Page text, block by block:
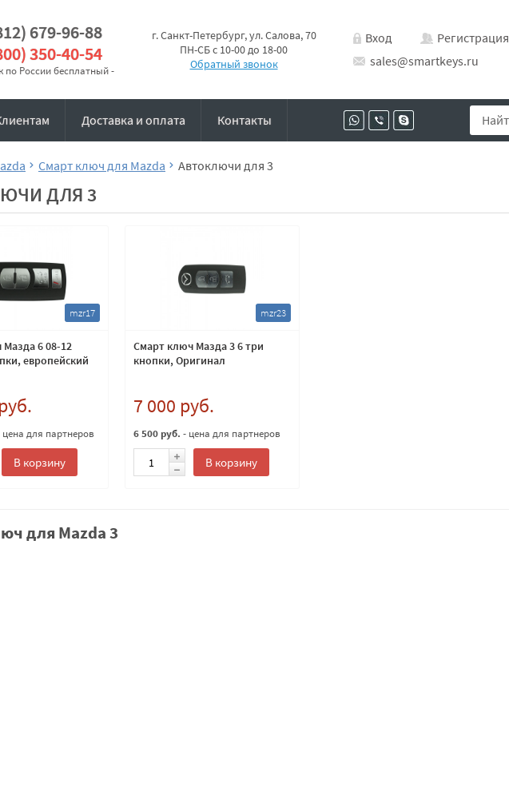
679-96-88
350-40-54
по России бесплатный -
г. Санкт-Петербург, ул. Салова, 70
ПН-СБ с 10-00 до 18-00
Обратный звонок
Вход
Регистрация
sales@smartkeys.ru
Доставка и оплата Контакты
Смарт ключ для Mazda Автоключи для 3
ДЛЯ 3
mzr17
6 08-12
европейский
цена для партнеров
В корзину
mzr23
Смарт ключ Мазда 3 6 три
кнопки, Оригинал
7 000 руб.
6 500 руб. - цена для партнеров
В корзину
для Mazda 3